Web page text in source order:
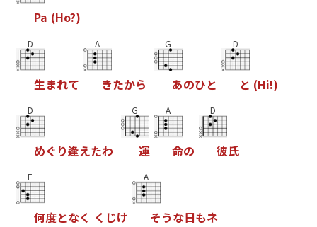
Pa (Ho?)
D
生まれて
A
きたから
G
あのひと
D
と (Hi!)
D
めぐ り逢えたわ
G
運
A
命の
D
彼氏
E
何度となく く じけ
A
そうな日もネ